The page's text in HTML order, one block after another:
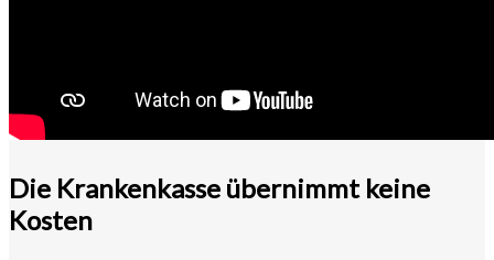
Die Krankenkasse übernimmt keine
Kosten